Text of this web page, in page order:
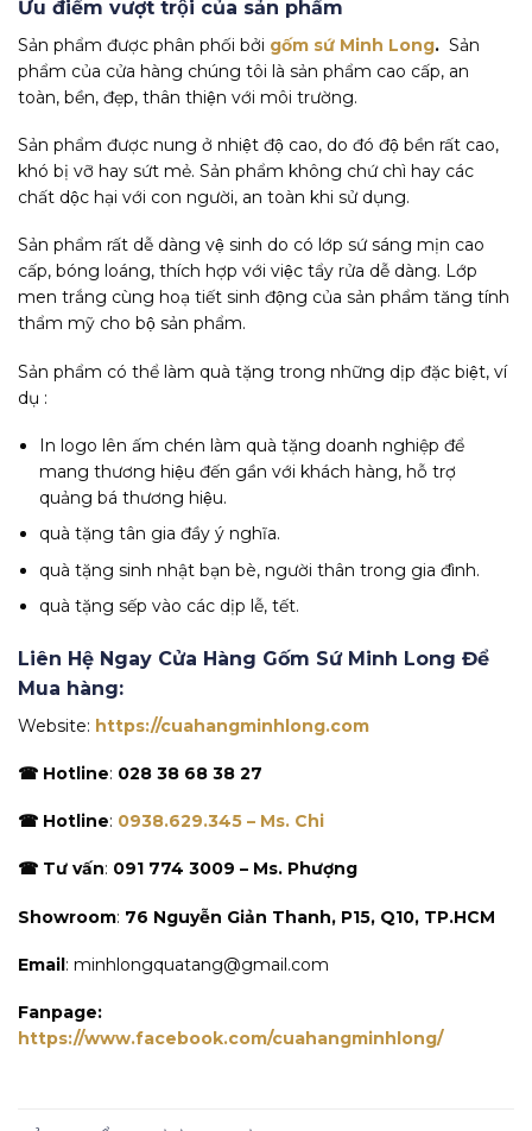
Ưu điểm vượt trội của sản phẩm
Sản phẩm được phân phối bởi gốm sứ Minh Long. Sản
phẩm của cửa hàng chúng tôi là sản phẩm cao cấp, an
toàn, bền, đẹp, thân thiện với môi trường.
Sản phẩm được nung ở nhiệt độ cao, do đó độ bền rất cao,
khó bị vỡ hay sứt mẻ. Sản phẩm không chứ chì hay các
chất dộc hại với con người, an toàn khi sử dụng.
Sản phẩm rất dễ dàng vệ sinh do có lớp sứ sáng mịn cao
cấp, bóng loáng, thích hợp với việc tẩy rửa dễ dàng. Lớp
men trắng cùng hoạ tiết sinh động của sản phẩm tăng tính
thẩm mỹ cho bộ sản phẩm.
Sản phẩm có thể làm quà tặng trong những dịp đặc biệt, ví
dụ :
In logo lên ấm chén làm quà tặng doanh nghiệp để
mang thương hiệu đến gần với khách hàng, hỗ trợ
quảng bá thương hiệu.
quà tặng tân gia đầy ý nghĩa.
quà tặng sinh nhật bạn bè, người thân trong gia đình.
quà tặng sếp vào các dịp lễ, tết.
Liên Hệ Ngay Cửa Hàng Gốm Sứ Minh Long Để
Mua hàng:
Website: https://cuahangminhlong.com
☎ Hotline: 028 38 68 38 27
☎ Hotline: 0938.629.345 – Ms. Chi
☎ Tư vấn: 091 774 3009 – Ms. Phượng
Showroom: 76 Nguyễn Giản Thanh, P15, Q10, TP.HCM
Email: minhlongquatang@gmail.com
Fanpage:
https://www.facebook.com/cuahangminhlong/